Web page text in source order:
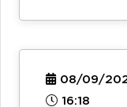
08/09/
16:18